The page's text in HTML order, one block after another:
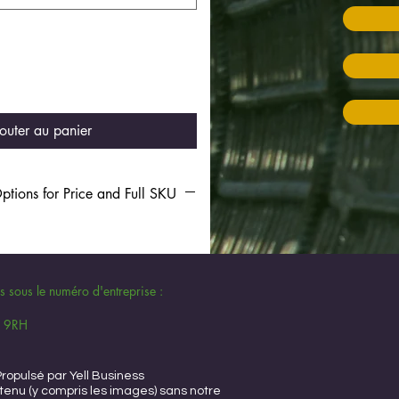
au panier
for Price and Full SKU
sous le numéro d'entreprise :
par Yell Business
(y compris les images) sans notre